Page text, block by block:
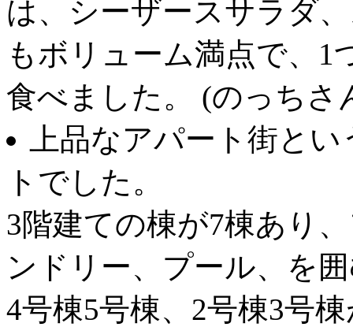
は、シーザースサラダ
もボリューム満点で、
食べました。 (のっちさ
上品なアパート街と
トでした。
3階建ての棟が7棟あり
ンドリー、プール、を
4号棟5号棟、2号棟3号